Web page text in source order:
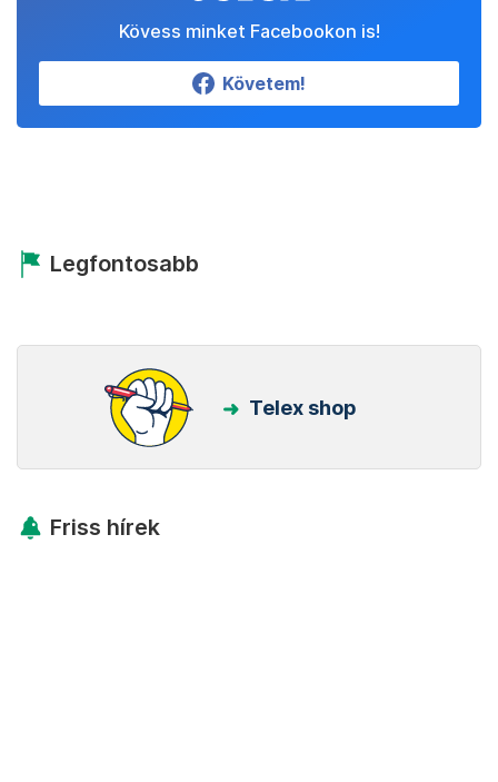
Kövess minket Facebookon is!
Követem!
Legfontosabb
Telex shop
Friss hírek